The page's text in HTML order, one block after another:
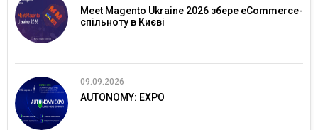
Meet Magento Ukraine 2026 збере eCommerce-
спільноту в Києві
09.09.2026
AUTONOMY: EXPO